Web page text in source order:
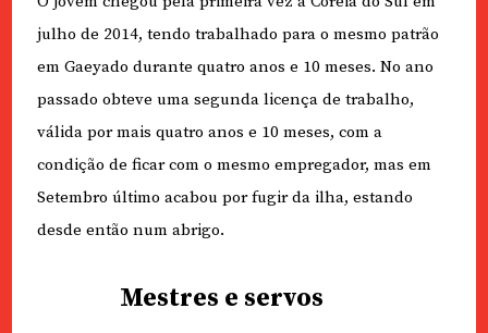
julho de 2014, tendo trabalhado para o mesmo patrão
em Gaeyado durante quatro anos e 10 meses. No ano
passado obteve uma segunda licença de trabalho,
válida por mais quatro anos e 10 meses, com a
condição de ficar com o mesmo empregador, mas em
Setembro último acabou por fugir da ilha, estando
desde então num abrigo.
Mestres e servos